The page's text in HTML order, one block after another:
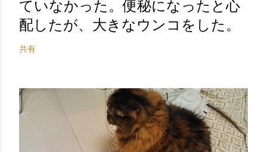
ていなかった。便秘になったと心
配したが、大きなウンコをした。
共有